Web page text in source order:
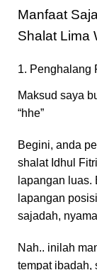
Manfaat
Shalat Lima
1. Penghalang
Maksud saya
“hhe”
Begini, anda
shalat Idhul
lapangan luas.
lapangan
sajadah,
Nah.. inilah
tempat ibadah,